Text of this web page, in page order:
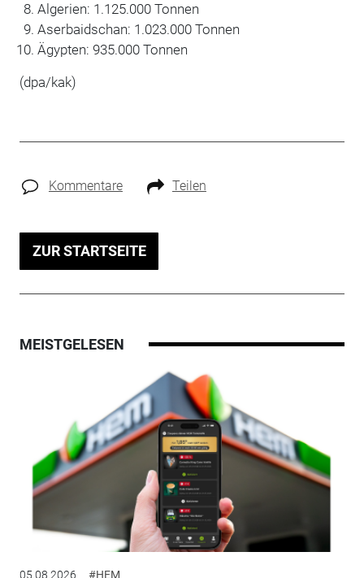
Algerien: 1.125.000 Tonnen
Aserbaidschan: 1.023.000 Tonnen
Ägypten: 935.000 Tonnen
(dpa/kak)
Kommentare Teilen
ZUR STARTSEITE
MEISTGELESEN
05.08.2026 #HEM